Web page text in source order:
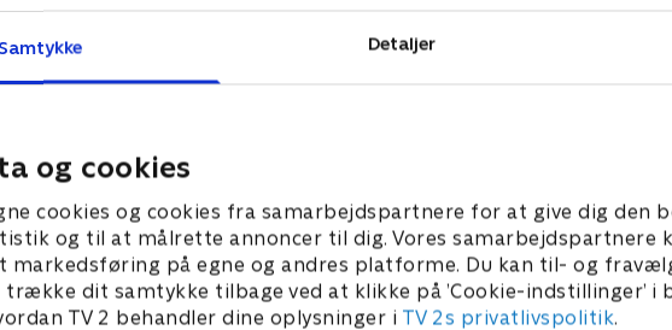
Samtykke Detaljer
og cookies
cookies og cookies fra samarbejdspartnere for at give dig den
og til at målrette annoncer til dig. Vores samarbejdspartnere
på egne og andres platforme. Du kan til- og
dit samtykke tilbage ved at klikke på ’Cookie-indstillinger’ i
TV 2 behandler dine oplysninger i TV 2s privatlivspolitik.
Første stop på Georges rejse gennem
Danmark er et langhus i Randers.
forvandle en rusten lift til en
Thyborøn, hvor en lokal